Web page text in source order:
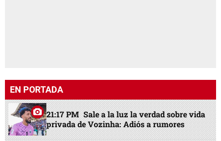
EN PORTADA
21:17 PM Sale a la luz la verdad sobre vida
privada de Vozinha: Adiós a rumores